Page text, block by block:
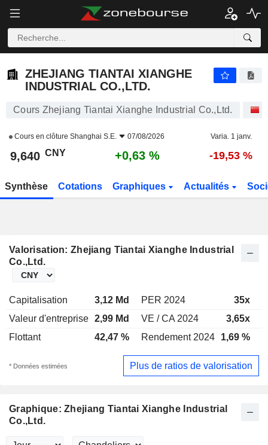
ZHEJIANG TIANTAI XIANGHE
INDUSTRIAL CO.,LTD.
Cours Zhejiang Tiantai Xianghe Industrial Co.,Ltd.
Cours en clôture Shanghai S.E. 07/08/2026 Varia. 1 janv.
9,640 CNY +0,63 % -19,53 %
Synthèse Cotations Graphiques Actualités
Valorisation: Zhejiang Tiantai Xianghe Industrial
Co.,Ltd.
Capitalisation 3,12 Md PER 2024 35x
Valeur d'entreprise 2,99 Md VE / CA 2024 3,65x
Flottant
42,47 % Rendement 2024 1,69 %
* Données estimées Plus de ratios de valorisation
Graphique: Zhejiang Tiantai Xianghe Industrial
Co.,Ltd.